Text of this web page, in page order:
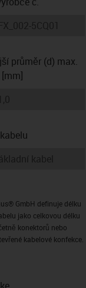
průměr (d) max.
icon-info
GmbH definuje délku
jako celkovou délku
konektorů nebo
kabelové konfekce.